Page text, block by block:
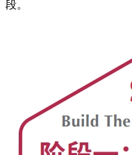
课程模块学习，第三年开